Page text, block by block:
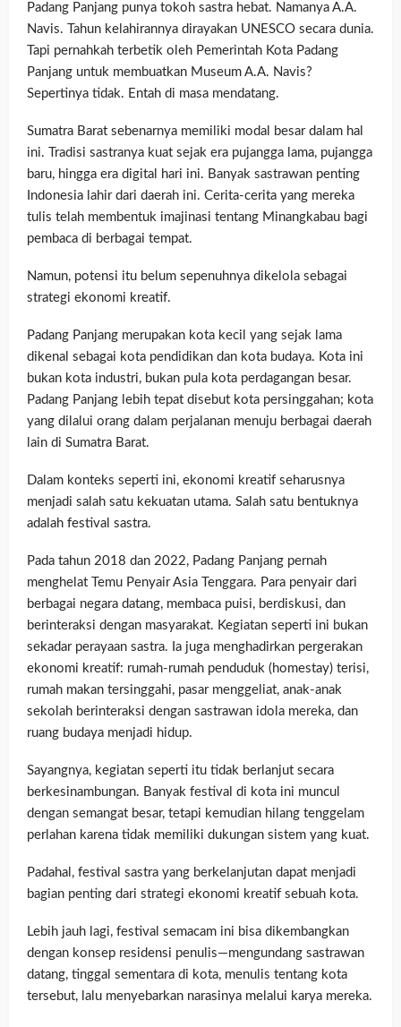
Padang Panjang punya tokoh sastra hebat. Namanya A.A.
Navis. Tahun kelahirannya dirayakan UNESCO secara dunia.
Tapi pernahkah terbetik oleh Pemerintah Kota Padang
Panjang untuk membuatkan Museum A.A. Navis?
Sepertinya tidak. Entah di masa mendatang.
Sumatra Barat sebenarnya memiliki modal besar dalam hal
ini. Tradisi sastranya kuat sejak era pujangga lama, pujangga
baru, hingga era digital hari ini. Banyak sastrawan penting
Indonesia lahir dari daerah ini. Cerita-cerita yang mereka
tulis telah membentuk imajinasi tentang Minangkabau bagi
pembaca di berbagai tempat.
Namun, potensi itu belum sepenuhnya dikelola sebagai
strategi ekonomi kreatif.
Padang Panjang merupakan kota kecil yang sejak lama
dikenal sebagai kota pendidikan dan kota budaya. Kota ini
bukan kota industri, bukan pula kota perdagangan besar.
Padang Panjang lebih tepat disebut kota persinggahan; kota
yang dilalui orang dalam perjalanan menuju berbagai daerah
lain di Sumatra Barat.
Dalam konteks seperti ini, ekonomi kreatif seharusnya
menjadi salah satu kekuatan utama. Salah satu bentuknya
adalah festival sastra.
Pada tahun 2018 dan 2022, Padang Panjang pernah
menghelat Temu Penyair Asia Tenggara. Para penyair dari
berbagai negara datang, membaca puisi, berdiskusi, dan
berinteraksi dengan masyarakat. Kegiatan seperti ini bukan
sekadar perayaan sastra. Ia juga menghadirkan pergerakan
ekonomi kreatif: rumah-rumah penduduk (homestay) terisi,
rumah makan tersinggahi, pasar menggeliat, anak-anak
sekolah berinteraksi dengan sastrawan idola mereka, dan
ruang budaya menjadi hidup.
Sayangnya, kegiatan seperti itu tidak berlanjut secara
berkesinambungan. Banyak festival di kota ini muncul
dengan semangat besar, tetapi kemudian hilang tenggelam
perlahan karena tidak memiliki dukungan sistem yang kuat.
Padahal, festival sastra yang berkelanjutan dapat menjadi
bagian penting dari strategi ekonomi kreatif sebuah kota.
Lebih jauh lagi, festival semacam ini bisa dikembangkan
dengan konsep residensi penulis—mengundang sastrawan
datang, tinggal sementara di kota, menulis tentang kota
tersebut, lalu menyebarkan narasinya melalui karya mereka.